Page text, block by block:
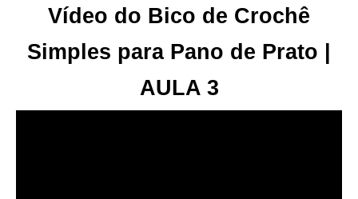
Vídeo do Bico de Crochê
Simples para Pano de Prato |
AULA 3